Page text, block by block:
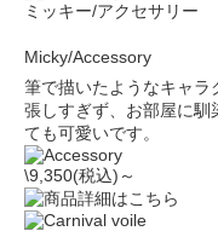
ミッキー/アクセサリー
Micky/Accessory
筆で描いたようなキャラ
張しすぎず、お部屋に馴
ても可愛いです。
\9,350(税込)～